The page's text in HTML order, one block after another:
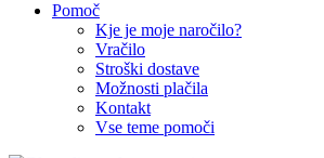
Pomoč
Kje je moje naročilo?
Vračilo
Stroški dostave
Možnosti plačila
Kontakt
Vse teme pomoči